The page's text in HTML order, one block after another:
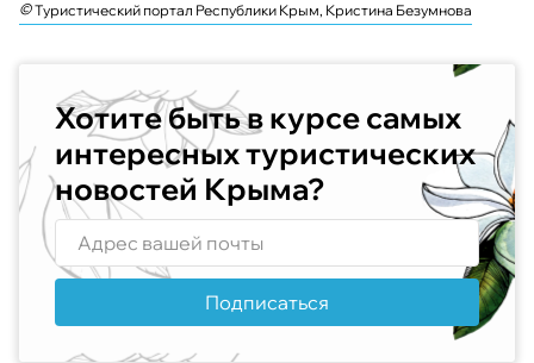
© Туристический портал Республики Крым, Кристина Безумнова
©
©
©
©
©
©
©
©
©
©
©
Хотите быть в курсе самых
интересных туристических
новостей Крыма?
Подписаться